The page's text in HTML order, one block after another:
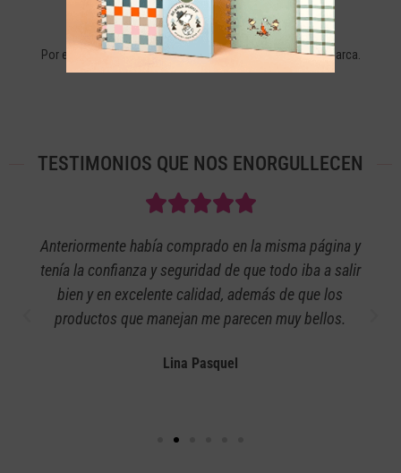
+40 AÑOS DE EXPERIENCIA
Por eso más de 110.000 seguidores confían en nuestra marca.
TESTIMONIOS QUE NOS ENORGULLECEN
Anteriormente había comprado en la misma página y
tenía la confianza y seguridad de que todo iba a salir
bien y en excelente calidad, además de que los
productos que manejan me parecen muy bellos.
Lina Pasquel